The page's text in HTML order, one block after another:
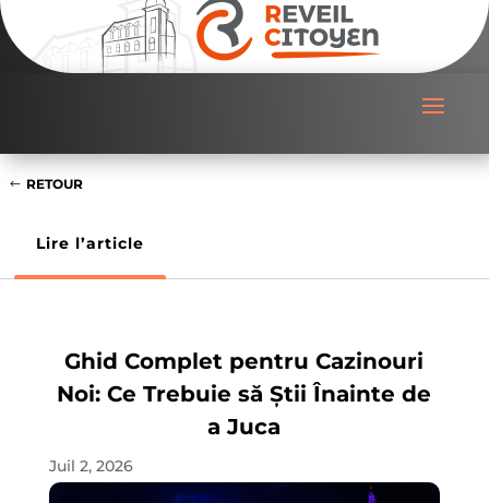
RETOUR
Lire l’article
Ghid Complet pentru Cazinouri
Noi: Ce Trebuie să Știi Înainte de
a Juca
Juil 2, 2026